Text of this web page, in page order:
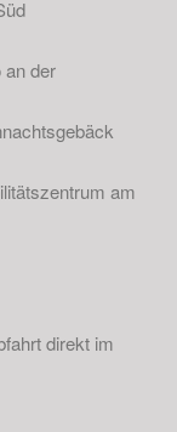
an der
am
direkt im